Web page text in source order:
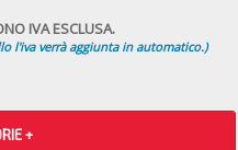
IVA ESCLUSA.
l'iva verrà aggiunta in automatico.)
+